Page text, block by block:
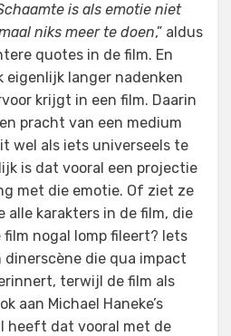
is als emotie niet
niks meer te doen,” aldus
quotes in de film. En
eigenlijk langer nadenken
krijgt in een film. Daarin
pracht van een medium
wel als iets universeels te
is dat vooral een projectie
met die emotie. Of ziet ze
alle karakters in de film, die
nogal lomp fileert? Iets
die qua impact
terwijl de film als
aan Michael Haneke’s
heeft dat vooral met de